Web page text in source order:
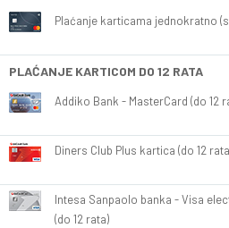
Plaćanje karticama jednokratno
PLAĆANJE KARTICOM DO 12 RATA
Addiko Bank - MasterCard (do 12
Diners Club Plus kartica (do 12
Intesa Sanpaolo banka - Visa
(do 12 rata)